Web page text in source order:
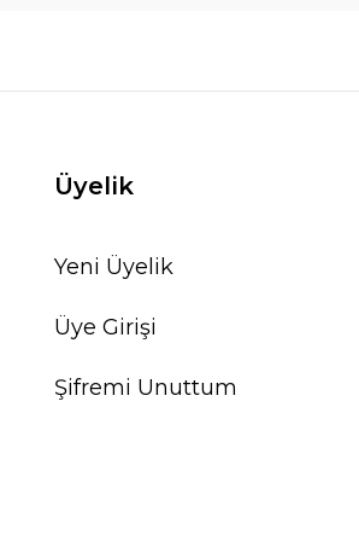
Üyelik
Yeni Üyelik
Üye Girişi
Şifremi Unuttum